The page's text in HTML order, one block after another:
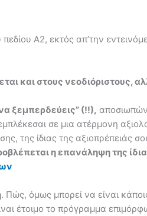
Α2, εκτός απ’την
και στους νεοδιόριστους,
ξεμπερδεύεις” (!!),
σε μια ατέρμονη
της ίδιας της αξιοπρέπειάς
η επανάληψη της
. Πώς, όμως μπορεί να είναι
έτοιμο το πρόγραμμα